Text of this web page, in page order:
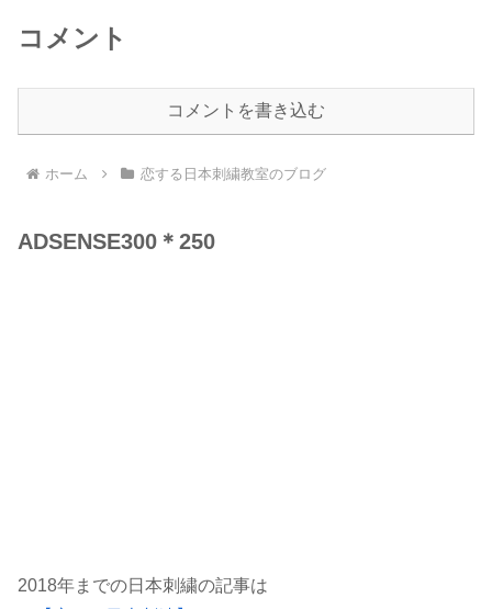
コメント
コメントを書き込む
ホーム 恋する日本刺繍教室のブログ
ADSENSE300＊250
2018年までの日本刺繍の記事は